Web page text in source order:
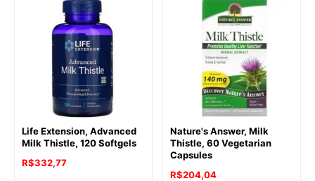
Life Extension, Advanced
Milk Thistle, 120 Softgels
R$332,77
Nature's Answer, Milk
Thistle, 60 Vegetarian
Capsules
R$204,04